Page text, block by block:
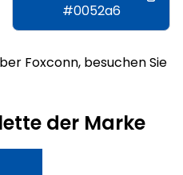
#0052a6
Foxconn, besuchen Sie
der Marke